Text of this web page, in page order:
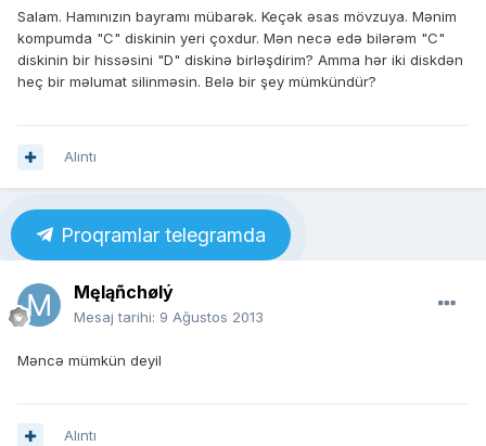
Salam. Hamınızın bayramı mübarək. Keçək əsas mövzuya. Mənim
kompumda "C" diskinin yeri çoxdur. Mən necə edə bilərəm "C"
diskinin bir hissəsini "D" diskinə birləşdirim? Amma hər iki diskdən
heç bir məlumat silinməsin. Belə bir şey mümkündür?
Alıntı
Proqramlar telegramda
Męląñchølý
Mesaj tarihi: 9 Ağustos 2013
Məncə mümkün deyil
Alıntı